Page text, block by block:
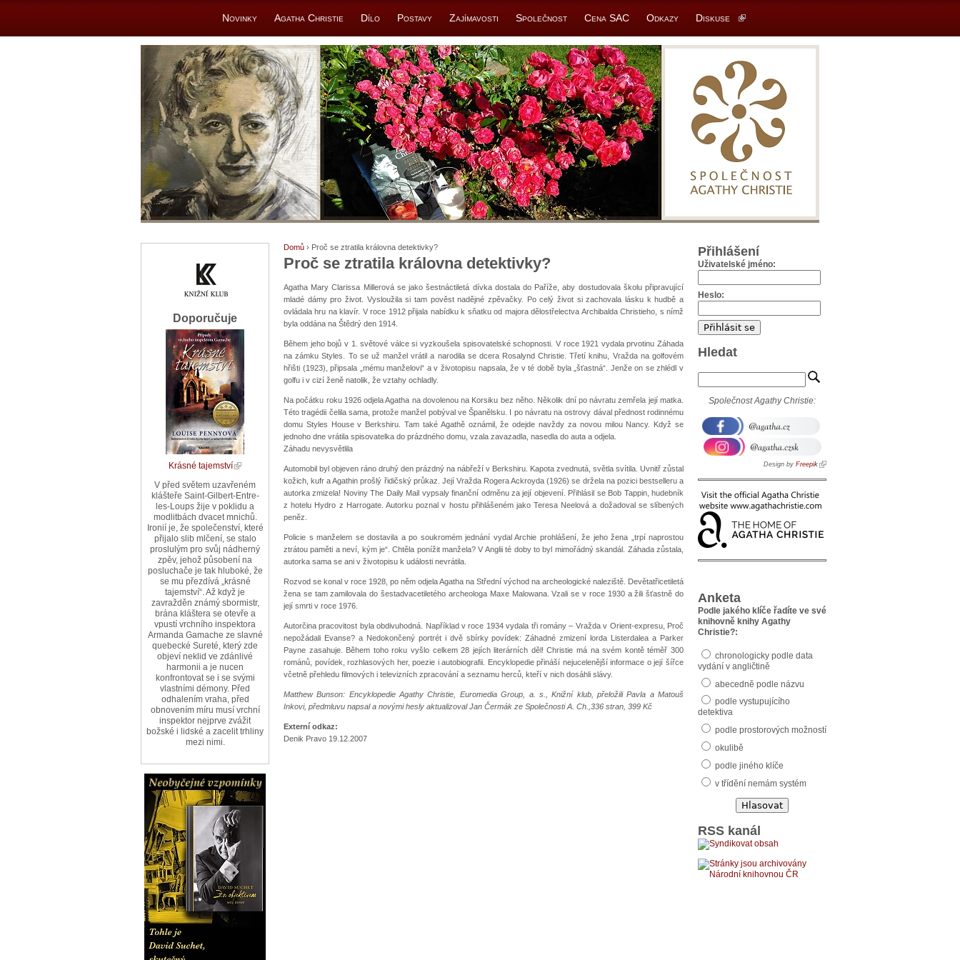
Novinky Agatha Christie Dílo Postavy Zajímavosti Společnost Cena SAC Odkazy Diskuse
Domů › Proč se ztratila královna detektivky?
Proč se ztratila královna detektivky?
Agatha Mary Clarissa Millerová se jako šestnáctiletá dívka dostala do Paříže, aby dostudovala školu připravující
mladé dámy pro život. Vysloužila si tam pověst nadějné zpěvačky. Po celý život si zachovala lásku k hudbě a
ovládala hru na klavír. V roce 1912 přijala nabídku k sňatku od majora dělostřelectva Archibalda Christieho, s nímž
byla oddána na Štědrý den 1914.
Během jeho bojů v 1. světové válce si vyzkoušela spisovatelské schopnosti. V roce 1921 vydala prvotinu Záhada
na zámku Styles. To se už manžel vrátil a narodila se dcera Rosalynd Christie. Třetí knihu, Vražda na golfovém
hřišti (1923), připsala „mému manželovi“ a v životopisu napsala, že v té době byla „šťastná“. Jenže on se zhlédl v
golfu i v cizí ženě natolik, že vztahy ochladly.
Na počátku roku 1926 odjela Agatha na dovolenou na Korsiku bez něho. Několik dní po návratu zemřela její matka.
Této tragédii čelila sama, protože manžel pobýval ve Španělsku. I po návratu na ostrovy dával přednost rodinnému
domu Styles House v Berkshiru. Tam také Agathě oznámil, že odejde navždy za novou milou Nancy. Když se
jednoho dne vrátila spisovatelka do prázdného domu, vzala zavazadla, nasedla do auta a odjela.
Záhadu nevysvětlila
Automobil byl objeven ráno druhý den prázdný na nábřeží v Berkshiru. Kapota zvednutá, světla svítila. Uvnitř zůstal
kožich, kufr a Agathin prošlý řidičský průkaz. Její Vražda Rogera Ackroyda (1926) se držela na pozici bestselleru a
autorka zmizela! Noviny The Daily Mail vypsaly finanční odměnu za její objevení. Přihlásil se Bob Tappin, hudebník
z hotelu Hydro z Harrogate. Autorku poznal v hostu přihlášeném jako Teresa Neelová a dožadoval se slíbených
peněz.
Policie s manželem se dostavila a po soukromém jednání vydal Archie prohlášení, že jeho žena „trpí naprostou
ztrátou paměti a neví, kým je“. Chtěla ponížit manžela? V Anglii té doby to byl mimořádný skandál. Záhada zůstala,
autorka sama se ani v životopisu k události nevrátila.
Rozvod se konal v roce 1928, po něm odjela Agatha na Střední východ na archeologické naleziště. Devětatřicetiletá
žena se tam zamilovala do šestadvacetiletého archeologa Maxe Malowana. Vzali se v roce 1930 a žili šťastně do
její smrti v roce 1976.
Autorčina pracovitost byla obdivuhodná. Například v roce 1934 vydala tři romány – Vražda v Orient-expresu, Proč
nepožádali Evanse? a Nedokončený portrét i dvě sbírky povídek: Záhadné zmizení lorda Listerdalea a Parker
Payne zasahuje. Během toho roku vyšlo celkem 28 jejích literárních děl! Christie má na svém kontě téměř 300
románů, povídek, rozhlasových her, poezie i autobiografii. Encyklopedie přináší nejucelenější informace o její šířce
včetně přehledu filmových i televizních zpracování a seznamu herců, kteří v nich dosáhli slávy.
Matthew Bunson: Encyklopedie Agathy Christie, Euromedia Group, a. s., Knižní klub, přeložili Pavla a Matouš
Inkovi, předmluvu napsal a novými hesly aktualizoval Jan Čermák ze Společnosti A. Ch.,336 stran, 399 Kč
Externí odkaz:
Denik Pravo 19.12.2007
Doporučuje
Krásné tajemství
V před světem uzavřeném
klášteře Saint-Gilbert-Entre-
les-Loups žije v poklidu a
modlitbách dvacet mnichů.
Ironií je, že společenství, které
přijalo slib mlčení, se stalo
proslulým pro svůj nádherný
zpěv, jehož působení na
posluchače je tak hluboké, že
se mu přezdívá „krásné
tajemství“. Až když je
zavražděn známý sbormistr,
brána kláštera se otevře a
vpustí vrchního inspektora
Armanda Gamache ze slavné
quebecké Sureté, který zde
objeví neklid ve zdánlivé
harmonii a je nucen
konfrontovat se i se svými
vlastními démony. Před
odhalením vraha, před
obnovením míru musí vrchní
inspektor nejprve zvážit
božské i lidské a zacelit trhliny
mezi nimi.
Přihlášení
Uživatelské jméno:
Heslo:
Hledat
Společnost Agathy Christie:
Design by Freepik
Anketa
Podle jakého klíče řadíte ve své
knihovně knihy Agathy
Christie?:
chronologicky podle data
vydání v angličtině
abecedně podle názvu
podle vystupujícího
detektiva
podle prostorových možností
okulibě
podle jiného klíče
v třídění nemám systém
RSS kanál